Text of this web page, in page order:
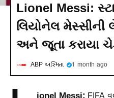
Lionel Messi:
લિયોનેલ મેસ્સીની
અને જૂતા કરાયા
ABP અસ્મિતા 1 month ago